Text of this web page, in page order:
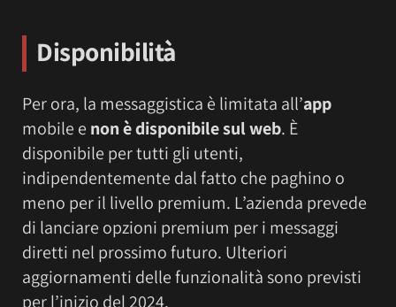
Disponibilità
Per ora, la messaggistica è limitata all’app
mobile e non è disponibile sul web. È
disponibile per tutti gli utenti,
indipendentemente dal fatto che paghino o
meno per il livello premium. L’azienda prevede
di lanciare opzioni premium per i messaggi
diretti nel prossimo futuro. Ulteriori
aggiornamenti delle funzionalità sono previsti
per l’inizio del 2024.